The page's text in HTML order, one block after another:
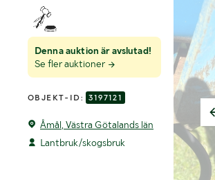
Denna auktion är avslutad!
Se fler auktioner
OBJEKT-ID: 3197121
Åmål, Västra Götalands län
Lantbruk/skogsbruk